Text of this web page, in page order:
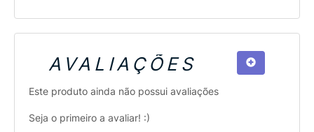
AVALIAÇÕES
Este produto ainda não possui avaliações
Seja o primeiro a avaliar! :)